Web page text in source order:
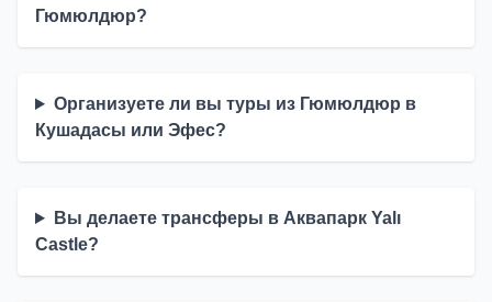
Гюмюлдюр?
Организуете ли вы туры из Гюмюлдюр в
Кушадасы или Эфес?
Вы делаете трансферы в Аквапарк Yalı
Castle?